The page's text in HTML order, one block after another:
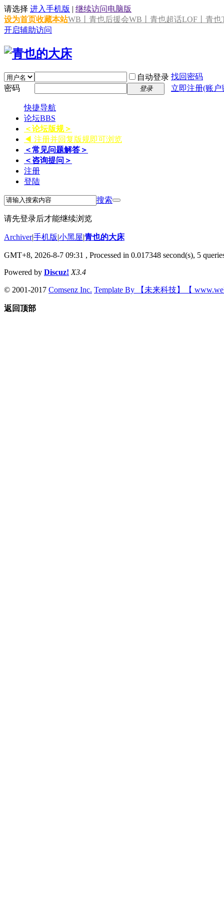
请选择 进入手机版 | 继续访问电脑版
设为首页收藏本站WB丨青也后援会WB丨青也超话LOF丨青也
开启辅助访问
自动登录 找回密码
密码
登录 立即注册(账
快捷导航
论坛BBS
＜论坛版规＞
◀ 注册并回复版规即可浏览
＜常见问题解答＞
＜咨询提问＞
注册
登陆
搜索
请先登录后才能继续浏览
Archiver|手机版|小黑屋|青也的大床
GMT+8, 2026-8-7 09:31 , Processed in 0.017348 second(s), 5
Powered by Discuz! X3.4
© 2001-2017 Comsenz Inc. Template By 【未来科技】【
返回顶部